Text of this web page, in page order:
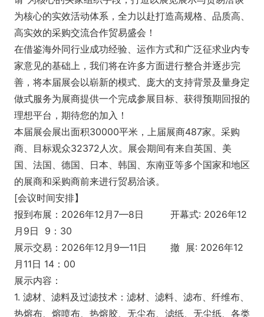
为核心的实效活动体系，全力以赴打造高规格、品质高、
高实效的采购交流合作贸易盛会！
在借鉴海外同行业成功经验、运作方式和广泛征求业内专
家意见的基础上，我们将在许多方面进行整合并逐步完
善，将本届展会以崭新的模式、庞大的支持背景及量身定
做式服务为展商提供一个完成参展目标、获得预期回报的
理想平台，期待您的加入！
本届展会展出面积30000平米，上届展商487家。采购
商、目标观众32372人次。展会期间有来自英国、美
国、法国、德国、日本、韩国、东南亚等多个国家和地区
的展商和采购商前来进行贸易洽谈。
[会议时间安排】
报到布展：2026年12月7—8日 开幕式: 2026年12
月9日 9：30
展示交易：2026年12月9—11日 撤 展: 2026年12
月11日 14：00
展示内容：
1. 滤材、滤料及过滤技术：滤材、滤料、滤布、纤维布、
热熔布、熔喷布、热熔胶、无尘布、滤纸、无尘纸、各类